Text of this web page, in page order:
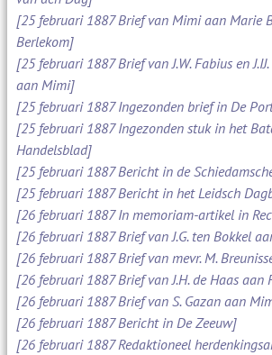
[25 februari 1887 Brief van Mimi aan Marie
Berlekom]
[25 februari 1887 Brief van J.W. Fabius en
aan Mimi]
[25 februari 1887 Ingezonden brief in De
[25 februari 1887 Ingezonden stuk in het
Handelsblad]
[25 februari 1887 Bericht in de
[25 februari 1887 Bericht in het Leidsch
[26 februari 1887 In memoriam-artikel in
[26 februari 1887 Brief van J.G. ten Bokkel
[26 februari 1887 Brief van mevr. M.
[26 februari 1887 Brief van J.H. de Haas aan
[26 februari 1887 Brief van S. Gazan aan
[26 februari 1887 Bericht in De Zeeuw]
[26 februari 1887 Redaktioneel